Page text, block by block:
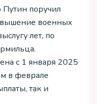
поручил
военных
лет, по
с 1 января 2025
в феврале
так и